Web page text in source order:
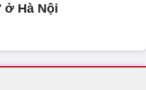
ở Hà Nội